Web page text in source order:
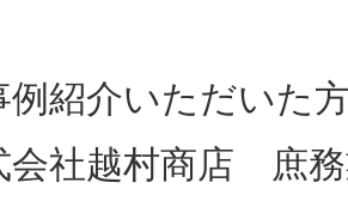
例紹介いただ
会社越村商店